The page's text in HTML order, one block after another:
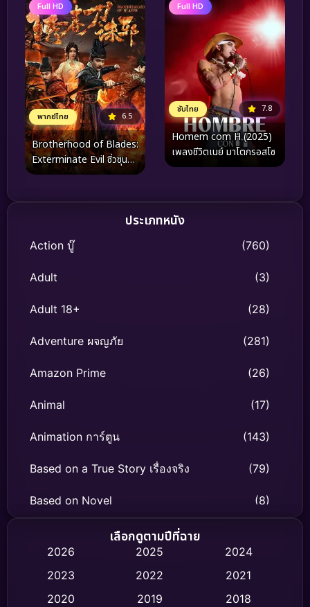
Full HD
พากย์ไทย 6.5
Brotherhood of Blades:
Exterminate Evil ซิ่วซุน
เตา: ขจัดวิญญาณร้าย
Full HD
ซับไทย 7.8
Homem com H (2025)
เพลงชีวิตเนย์ มาโตกรอสโซ
ประเภทหนัง
Action บู๊ (760)
Adult (3)
Adult 18+ (28)
Adventure ผจญภัย (281)
Amazon Prime (26)
Animal (17)
Animation การ์ตูน (143)
Based on a True Story เรื่องจริง (79)
Based on Novel (8)
Biography ชีวิตจริง
Classic หนังคลาสสิก (47)
เลือกดูตามปีที่ฉาย
2026 2025
2024
2023
2022
2021
2020
2019
2018